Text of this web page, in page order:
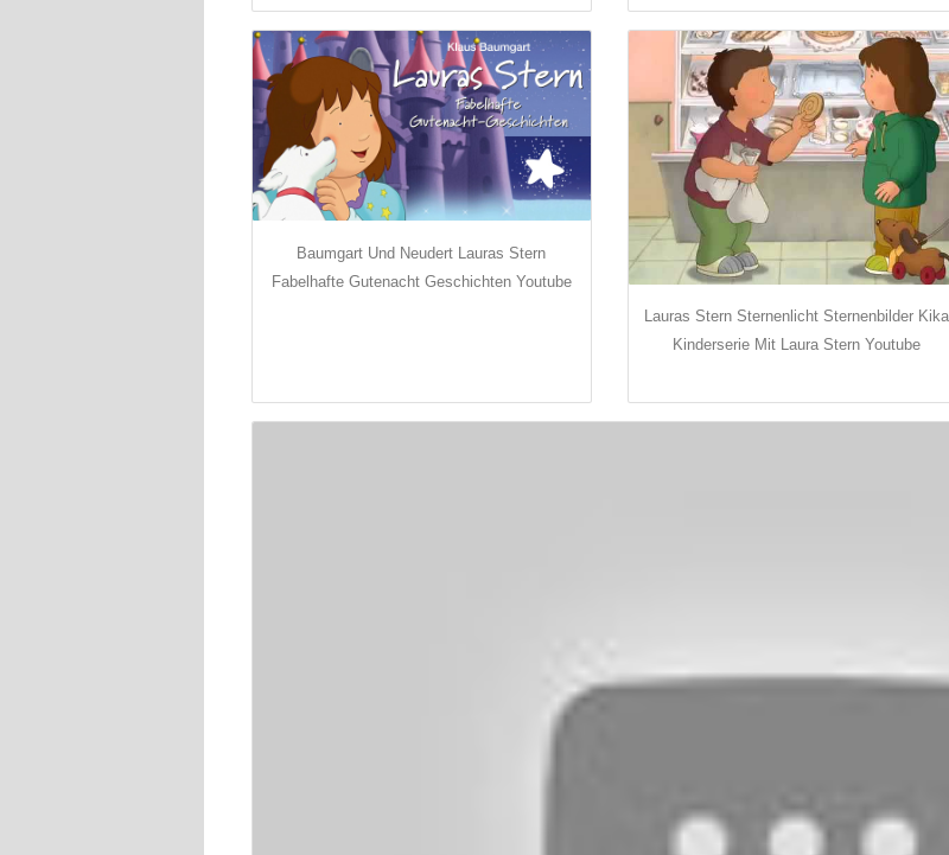
Baumgart Und Neudert Lauras Stern
Fabelhafte Gutenacht Geschichten Youtube
Lauras Stern Sternenlicht Sternenbilder Kika
Kinderserie Mit Laura Stern Youtube